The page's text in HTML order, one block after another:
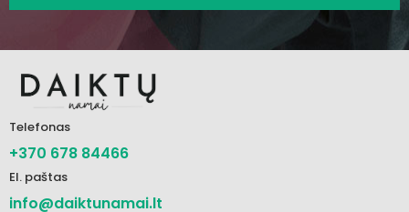
Telefonas
+370 678 84466
El. paštas
info@daiktunamai.lt